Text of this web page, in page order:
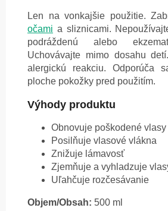
Len na vonkajšie použitie.
očami a sliznicami.
podráždenú alebo
Uchovávajte mimo dosahu
alergickú reakciu. Odporúča
ploche pokožky pred použitím.
Výhody produktu
Obnovuje poškodené vlasy
Posilňuje vlasové vlákna
Znižuje lámavosť
Zjemňuje a vyhladzuje
Uľahčuje rozčesávanie
Objem/Obsah: 500 ml